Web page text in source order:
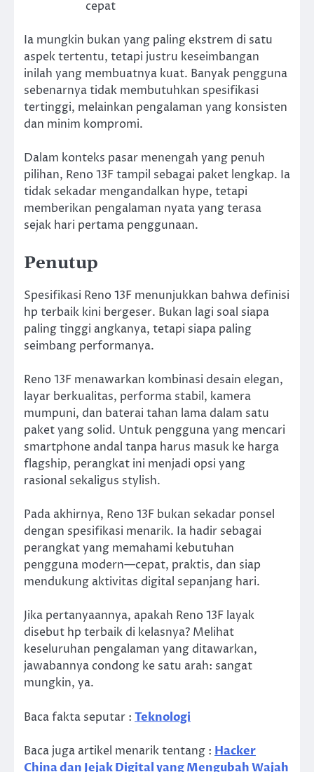
cepat
Ia mungkin bukan yang paling ekstrem di satu
aspek tertentu, tetapi justru keseimbangan
inilah yang membuatnya kuat. Banyak pengguna
sebenarnya tidak membutuhkan spesifikasi
tertinggi, melainkan pengalaman yang konsisten
dan minim kompromi.
Dalam konteks pasar menengah yang penuh
pilihan, Reno 13F tampil sebagai paket lengkap. Ia
tidak sekadar mengandalkan hype, tetapi
memberikan pengalaman nyata yang terasa
sejak hari pertama penggunaan.
Penutup
Spesifikasi Reno 13F menunjukkan bahwa definisi
hp terbaik kini bergeser. Bukan lagi soal siapa
paling tinggi angkanya, tetapi siapa paling
seimbang performanya.
Reno 13F menawarkan kombinasi desain elegan,
layar berkualitas, performa stabil, kamera
mumpuni, dan baterai tahan lama dalam satu
paket yang solid. Untuk pengguna yang mencari
smartphone andal tanpa harus masuk ke harga
flagship, perangkat ini menjadi opsi yang
rasional sekaligus stylish.
Pada akhirnya, Reno 13F bukan sekadar ponsel
dengan spesifikasi menarik. Ia hadir sebagai
perangkat yang memahami kebutuhan
pengguna modern—cepat, praktis, dan siap
mendukung aktivitas digital sepanjang hari.
Jika pertanyaannya, apakah Reno 13F layak
disebut hp terbaik di kelasnya? Melihat
keseluruhan pengalaman yang ditawarkan,
jawabannya condong ke satu arah: sangat
mungkin, ya.
Baca fakta seputar : Teknologi
Baca juga artikel menarik tentang : Hacker
China dan Jejak Digital yang Mengubah Wajah